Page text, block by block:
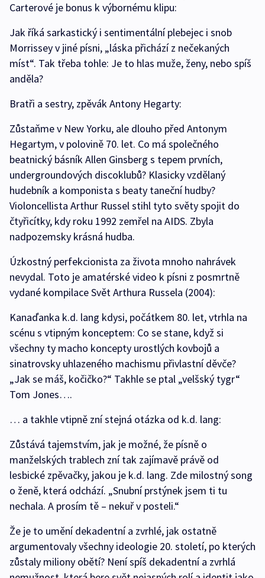
Carterové je bonus k výbornému klipu:
Jak říká sarkastický i sentimentální plebejec i snob
Morrissey v jiné písni, „láska přichází z nečekaných
míst“. Tak třeba tohle: Je to hlas muže, ženy, nebo spíš
anděla?
Bratři a sestry, zpěvák Antony Hegarty:
Zůstaňme v New Yorku, ale dlouho před Antonym
Hegartym, v polovině 70. let. Co má společného
beatnický básník Allen Ginsberg s tepem prvních,
undergroundových discoklubů? Klasicky vzdělaný
hudebník a komponista s beaty taneční hudby?
Violoncellista Arthur Russel stihl tyto světy spojit do
čtyřicítky, kdy roku 1992 zemřel na AIDS. Zbyla
nadpozemsky krásná hudba.
Úzkostný perfekcionista za života mnoho nahrávek
nevydal. Toto je amatérské video k písni z posmrtně
vydané kompilace Svět Arthura Russela (2004):
Kanaďanka k.d. lang kdysi, počátkem 80. let, vtrhla na
scénu s vtipným konceptem: Co se stane, když si
všechny ty macho koncepty urostlých kovbojů a
sinatrovsky uhlazeného machismu přivlastní děvče?
„Jak se máš, kočičko?“ Takhle se ptal „velšský tygr“
Tom Jones….
… a takhle vtipně zní stejná otázka od k.d. lang:
Zůstává tajemstvím, jak je možné, že písně o
manželských trablech zní tak zajímavě právě od
lesbické zpěvačky, jakou je k.d. lang. Zde milostný song
o ženě, která odchází. „Snubní prstýnek jsem ti tu
nechala. A prosím tě – nekuř v posteli.“
Že je to umění dekadentní a zvrhlé, jak ostatně
argumentovaly všechny ideologie 20. století, po kterých
zůstaly miliony obětí? Není spíš dekadentní a zvrhlá